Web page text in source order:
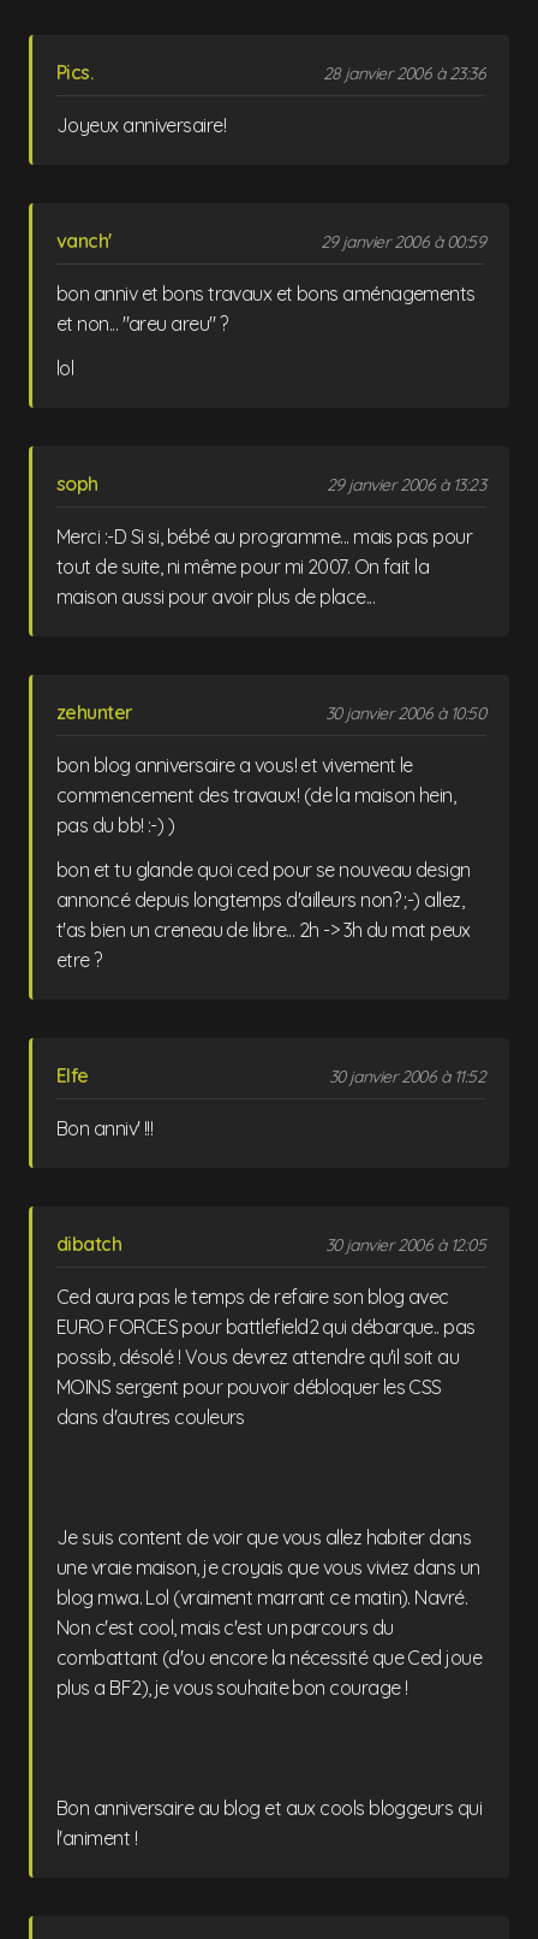
Pics. 28 janvier 2006 à 23:36
Joyeux anniversaire!
vanch' 29 janvier 2006 à 00:59
bon anniv et bons travaux et bons aménagements
et non... "areu areu" ?
lol
soph 29 janvier 2006 à 13:23
Merci :-D Si si, bébé au programme... mais pas pour
tout de suite, ni même pour mi 2007. On fait la
maison aussi pour avoir plus de place...
zehunter 30 janvier 2006 à 10:50
bon blog anniversaire a vous! et vivement le
commencement des travaux! (de la maison hein,
pas du bb! :-) )
bon et tu glande quoi ced pour se nouveau design
annoncé depuis longtemps d'ailleurs non? ;-) allez,
t'as bien un creneau de libre... 2h -> 3h du mat peux
etre ?
Elfe 30 janvier 2006 à 11:52
Bon anniv' !!!
dibatch 30 janvier 2006 à 12:05
Ced aura pas le temps de refaire son blog avec
EURO FORCES pour battlefield2 qui débarque.. pas
possib, désolé ! Vous devrez attendre qu'il soit au
MOINS sergent pour pouvoir débloquer les CSS
dans d'autres couleurs
Je suis content de voir que vous allez habiter dans
une vraie maison, je croyais que vous viviez dans un
blog mwa. Lol (vraiment marrant ce matin). Navré.
Non c'est cool, mais c'est un parcours du
combattant (d'ou encore la nécessité que Ced joue
plus a BF2), je vous souhaite bon courage !
Bon anniversaire au blog et aux cools bloggeurs qui
l'animent !